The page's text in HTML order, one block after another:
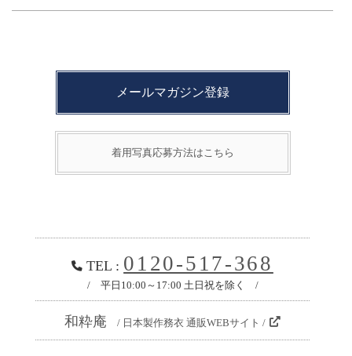
メールマガジン登録
着用写真応募方法はこちら
TEL : 0120-517-368
/ 平日10:00～17:00 土日祝を除く /
和粋庵 / 日本製作務衣 通販WEBサイト /